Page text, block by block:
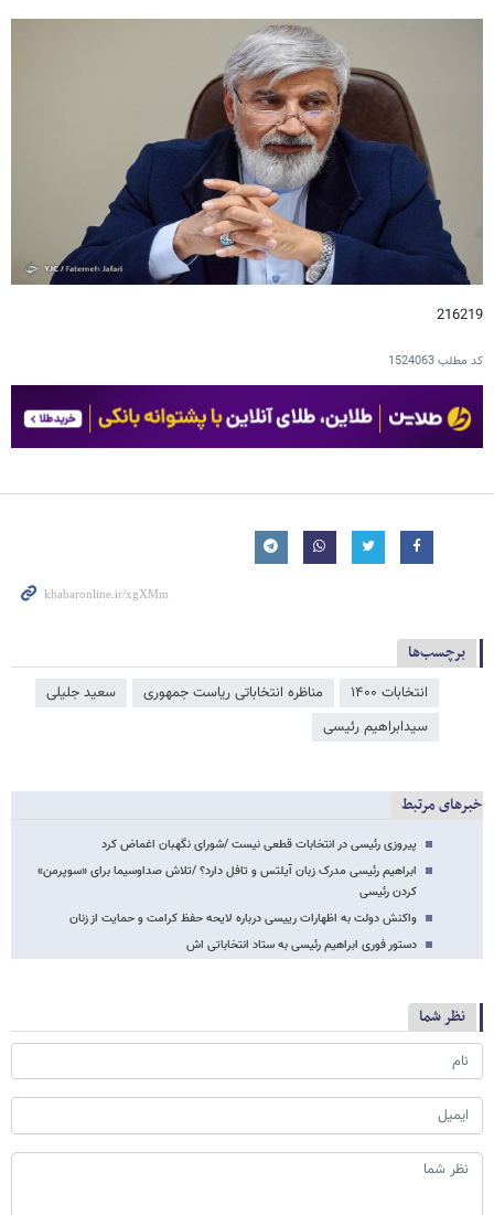
216219
کد مطلب1524063
برچسب‌ها
انتخابات ۱۴۰۰ مناظره انتخاباتی ریاست جمهوری
سعید جلیلی
سیدابراهیم رئیسی
خبرهای مرتبط
پیروزی رئیسی در انتخابات قطعی نیست /شورای نگهبان اغماض کرد
ابراهیم رئیسی مدرک زبان آیلتس و تافل دارد؟ /تلاش صداوسیما برای «سوپرمن»
کردن رئیسی
واکنش دولت به اظهارات رییسی درباره لایحه حفظ کرامت و حمایت از زنان
دستور فوری ابراهیم رئیسی به ستاد انتخاباتی اش
نظر شما